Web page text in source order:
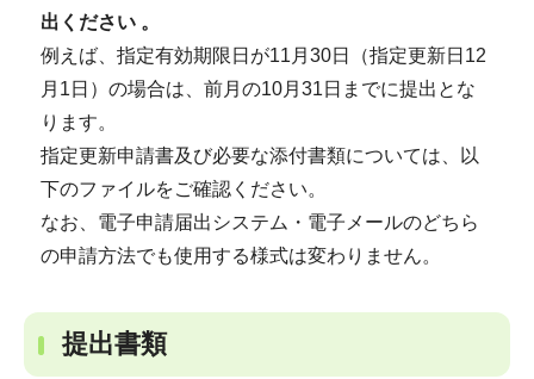
出ください 。
例えば、指定有効期限日が11月30日（指定更新日12
月1日）の場合は、前月の10月31日までに提出とな
ります。
指定更新申請書及び必要な添付書類については、以
下のファイルをご確認ください。
なお、電子申請届出システム・電子メールのどちら
の申請方法でも使用する様式は変わりません。
提出書類